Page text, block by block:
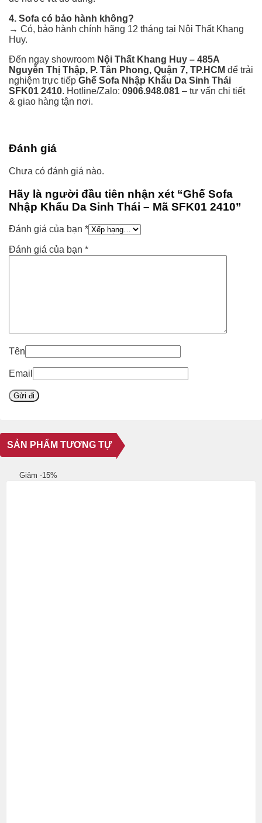
4. Sofa có bảo hành không?
→ Có, bảo hành chính hãng 12 tháng tại Nội Thất Khang
Huy.
Đến ngay showroom Nội Thất Khang Huy – 485A
Nguyễn Thị Thập, P. Tân Phong, Quận 7, TP.HCM để trải
nghiệm trực tiếp Ghế Sofa Nhập Khẩu Da Sinh Thái
SFK01 2410. Hotline/Zalo: 0906.948.081 – tư vấn chi tiết
& giao hàng tận nơi.
Đánh giá
Chưa có đánh giá nào.
Hãy là người đầu tiên nhận xét “Ghế Sofa
Nhập Khẩu Da Sinh Thái – Mã SFK01 2410”
Đánh giá của bạn *
Đánh giá của bạn *
Tên
Email
SẢN PHẨM TƯƠNG TỰ
Giảm -15%